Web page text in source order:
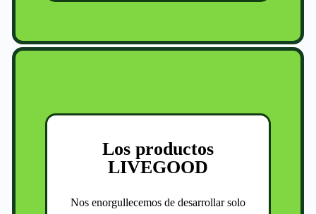
Los productos
LIVEGOOD
Nos enorgullecemos de desarrollar solo